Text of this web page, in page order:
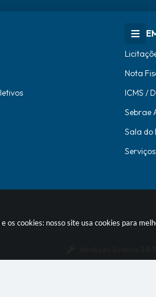
os cookies: nosso site usa cookies para
Nota
ICMS /
Sebrae
Sala do
Serviços